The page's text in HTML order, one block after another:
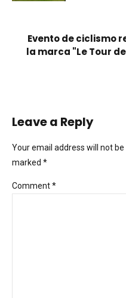
Evento de ciclismo
la marca "Le Tour
Leave a Reply
Your email address will not
marked *
Comment*